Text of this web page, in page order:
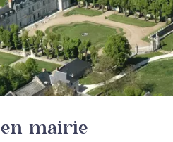
Retour
en mairie